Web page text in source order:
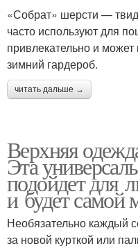
«Собрат» шерсти —
часто используют для
привлекательно и
зимний гардероб.
читать дальше →
Верхняя
Эта
подойдет для
и будет самой
Необязательно каждый
за новой курткой или